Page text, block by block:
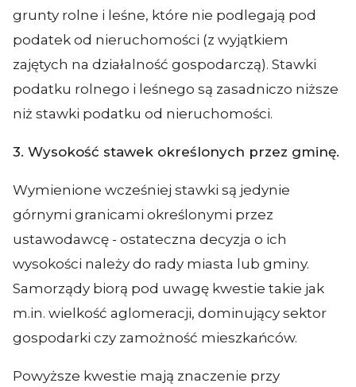
grunty rolne i leśne, które nie podlegają pod
podatek od nieruchomości (z wyjątkiem
zajętych na działalność gospodarczą). Stawki
podatku rolnego i leśnego są zasadniczo niższe
niż stawki podatku od nieruchomości.
3. Wysokość stawek określonych przez gminę.
Wymienione wcześniej stawki są jedynie
górnymi granicami określonymi przez
ustawodawcę - ostateczna decyzja o ich
wysokości należy do rady miasta lub gminy.
Samorządy biorą pod uwagę kwestie takie jak
m.in. wielkość aglomeracji, dominujący sektor
gospodarki czy zamożność mieszkańców.
Powyższe kwestie mają znaczenie przy